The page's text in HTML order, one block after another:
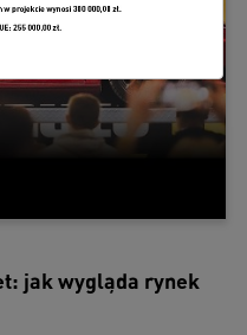
jak wygląda rynek